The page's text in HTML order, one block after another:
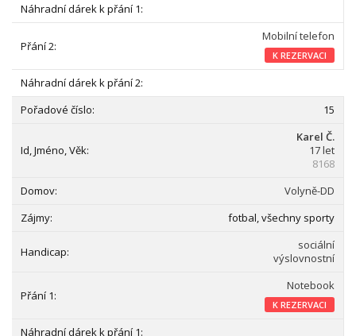
Mobilní telefon
K REZERVACI
15
Karel Č.
17 let
8168
Volyně-DD
fotbal, všechny sporty
sociální
výslovnostní
Notebook
K REZERVACI